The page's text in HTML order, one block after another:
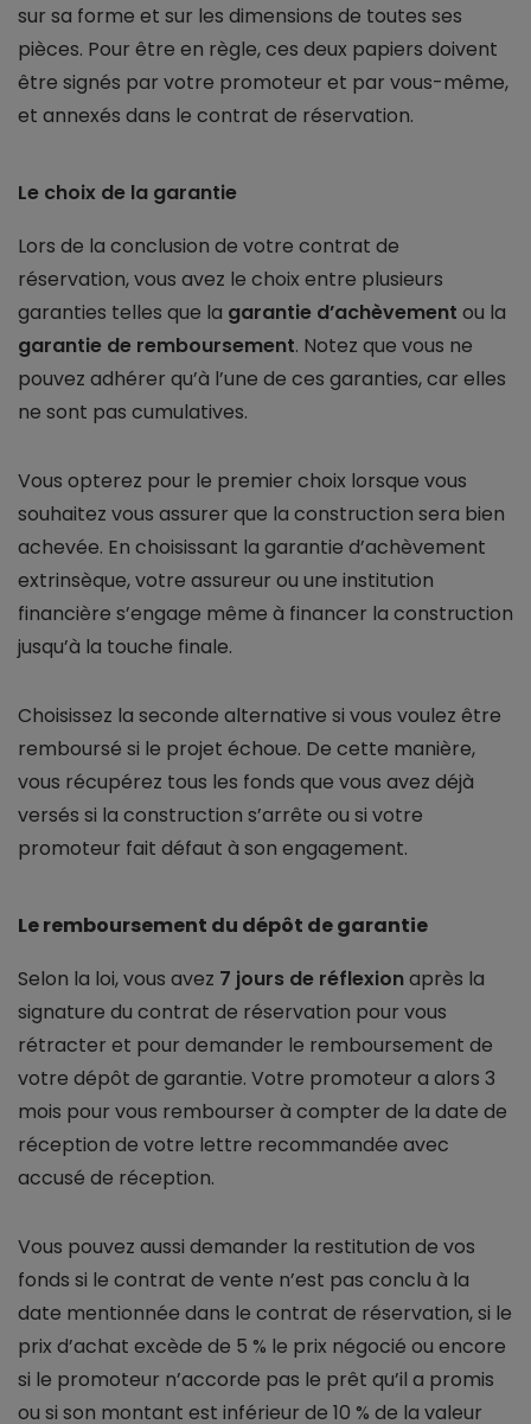
sur sa forme et sur les dimensions de toutes ses
pièces. Pour être en règle, ces deux papiers doivent
être signés par votre promoteur et par vous-même,
et annexés dans le contrat de réservation.
Le choix de la garantie
Lors de la conclusion de votre contrat de
réservation, vous avez le choix entre plusieurs
garanties telles que la garantie d’achèvement ou la
garantie de remboursement. Notez que vous ne
pouvez adhérer qu’à l’une de ces garanties, car elles
ne sont pas cumulatives.
Vous opterez pour le premier choix lorsque vous
souhaitez vous assurer que la construction sera bien
achevée. En choisissant la garantie d’achèvement
extrinsèque, votre assureur ou une institution
financière s’engage même à financer la construction
jusqu’à la touche finale.
Choisissez la seconde alternative si vous voulez être
remboursé si le projet échoue. De cette manière,
vous récupérez tous les fonds que vous avez déjà
versés si la construction s’arrête ou si votre
promoteur fait défaut à son engagement.
Le remboursement du dépôt de garantie
Selon la loi, vous avez 7 jours de réflexionaprès la
signature du contrat de réservation pour vous
rétracter et pour demander le remboursement de
votre dépôt de garantie. Votre promoteur a alors 3
mois pour vous rembourser à compter de la date de
réception de votre lettre recommandée avec
accusé de réception.
Vous pouvez aussi demander la restitution de vos
fonds si le contrat de vente n’est pas conclu à la
date mentionnée dans le contrat de réservation, si le
prix d’achat excède de 5 % le prix négocié ou encore
si le promoteur n’accorde pas le prêt qu’il a promis
ou si son montant est inférieur de 10 % de la valeur